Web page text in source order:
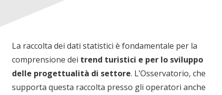
La raccolta dei dati statistici è fondamentale per la
comprensione dei trend turistici e per lo sviluppo
delle progettualità di settore. L’Osservatorio, che
supporta questa raccolta presso gli operatori anche